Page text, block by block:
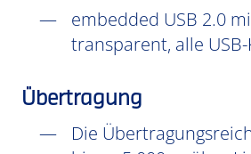
embedded USB 2.0
transparent, alle USB-
Übertragung
Die